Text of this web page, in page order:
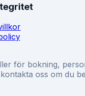
för bokning,
oss om du